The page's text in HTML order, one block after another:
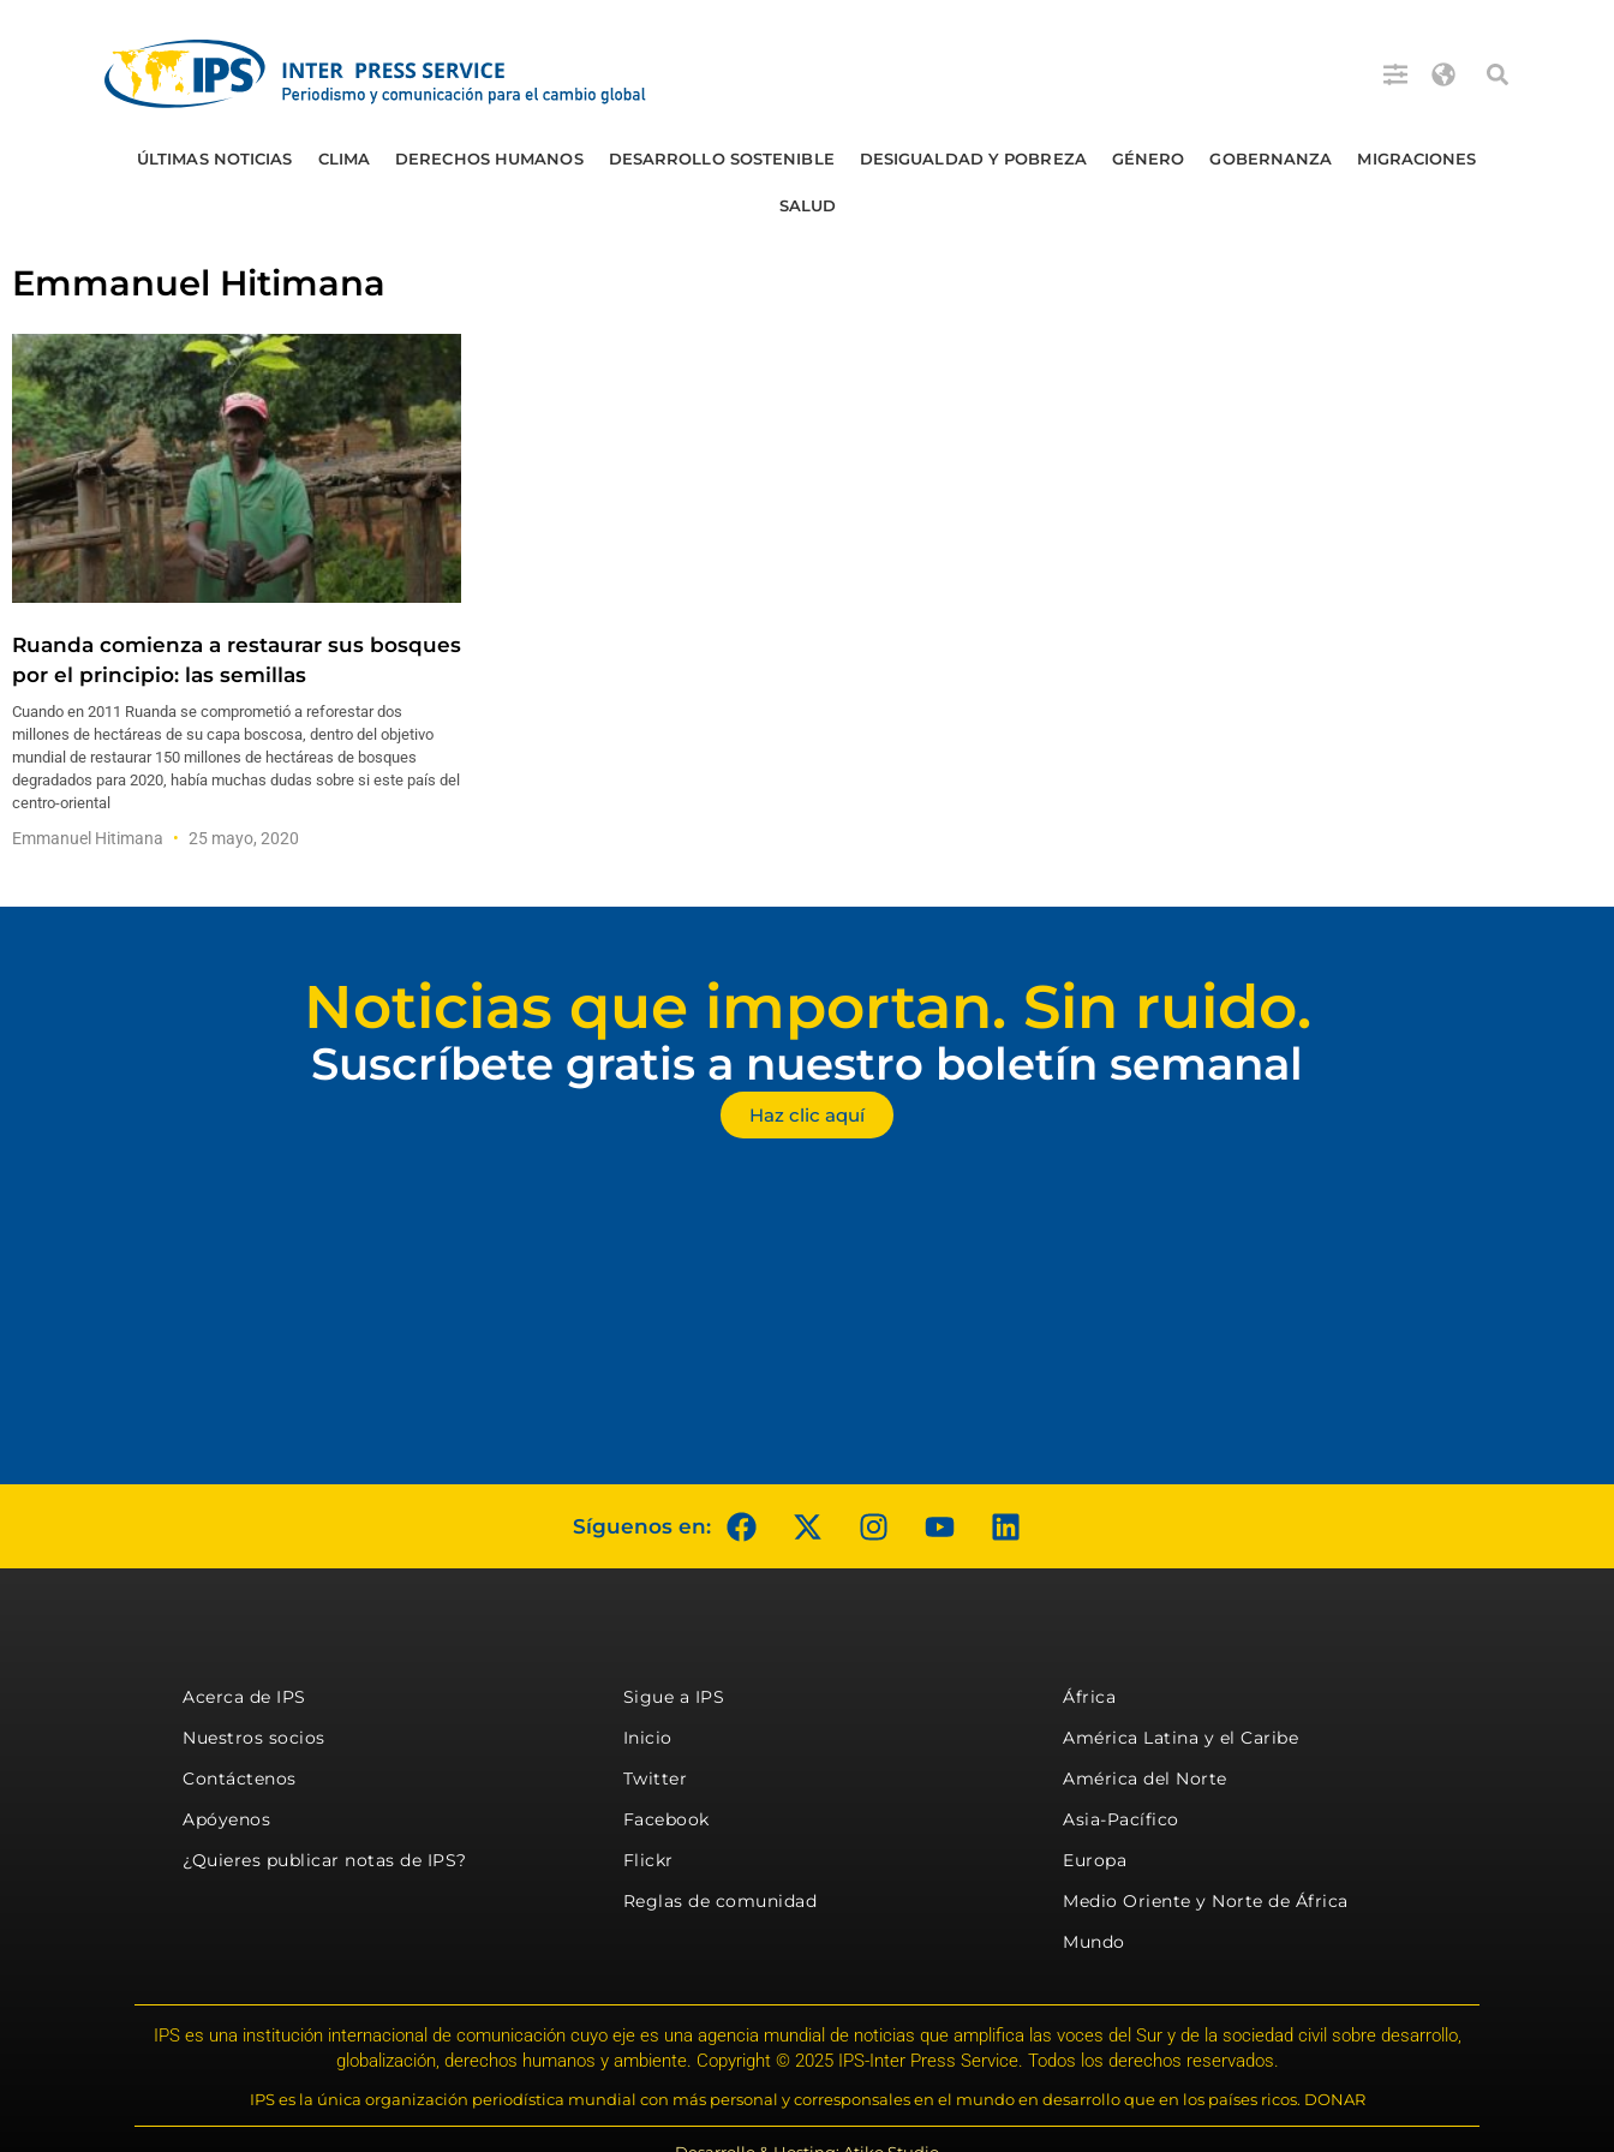
ÚLTIMAS NOTICIAS CLIMA DERECHOS HUMANOS DESARROLLO SOSTENIBLE DESIGUALDAD Y POBREZA GÉNERO GOBERNANZA MIGRACIONES
SALUD
Emmanuel Hitimana
Ruanda comienza a restaurar sus bosques
por el principio: las semillas
Cuando en 2011 Ruanda se comprometió a reforestar dos
millones de hectáreas de su capa boscosa, dentro del objetivo
mundial de restaurar 150 millones de hectáreas de bosques
degradados para 2020, había muchas dudas sobre si este país del
centro-oriental
Emmanuel Hitimana 25 mayo, 2020
Noticias que importan. Sin ruido.
Suscríbete gratis a nuestro boletín semanal
Haz clic aquí
Síguenos en:
Acerca de IPS
Nuestros socios
Contáctenos
Apóyenos
¿Quieres publicar notas de IPS?
Sigue a IPS
Inicio
Twitter
Facebook
Flickr
Reglas de comunidad
África
América Latina y el Caribe
América del Norte
Asia-Pacífico
Europa
Medio Oriente y Norte de África
Mundo
IPS es una institución internacional de comunicación cuyo eje es una agencia mundial de noticias que amplifica las voces del Sur y de la sociedad civil sobre desarrollo,
globalización, derechos humanos y ambiente. Copyright © 2025 IPS-Inter Press Service. Todos los derechos reservados.
IPS es la única organización periodística mundial con más personal y corresponsales en el mundo en desarrollo que en los países ricos. DONAR